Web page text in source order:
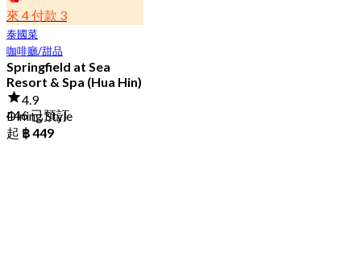
來 4 付款 3
泰國菜
咖啡廳/甜品
Springfield at Sea
Resort & Spa (Hua Hin)
4.9
446 已預訂
起 ฿ 449
Dining Style